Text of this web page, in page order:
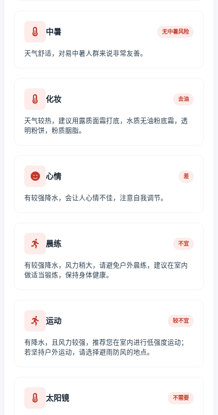
中暑 无中暑风险
天气舒适，对易中暑人群来说非常友善。
化妆 去油
天气较热，建议用露质面霜打底，水质无油粉底霜，透
明粉饼，粉质胭脂。
心情 差
有较强降水，会让人心情不佳，注意自我调节。
晨练 不宜
有较强降水，风力稍大，请避免户外晨练，建议在室内
做适当锻炼，保持身体健康。
运动 较不宜
有降水，且风力较强，推荐您在室内进行低强度运动；
若坚持户外运动，请选择避雨防风的地点。
太阳镜 不需要